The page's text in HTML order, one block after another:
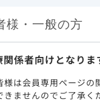
与開始240週時ま
価項目）（海外
試験において、OLE
耐性は認められません
様・一般の方
係者向けとなりま
様は会員専用ページの
ませんのでご了承く